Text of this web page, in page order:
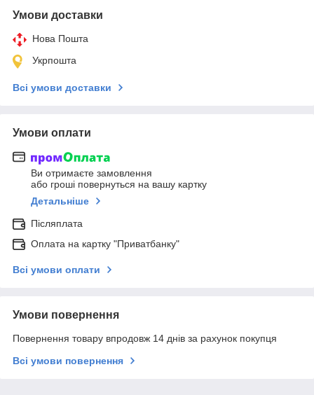
Умови доставки
Нова Пошта
Укрпошта
Всі умови доставки
Умови оплати
Ви отримаєте замовлення
або гроші повернуться на вашу картку
Детальніше
Післяплата
Оплата на картку "Приватбанку"
Всі умови оплати
Умови повернення
Повернення товару впродовж 14 днів за рахунок покупця
Всі умови повернення